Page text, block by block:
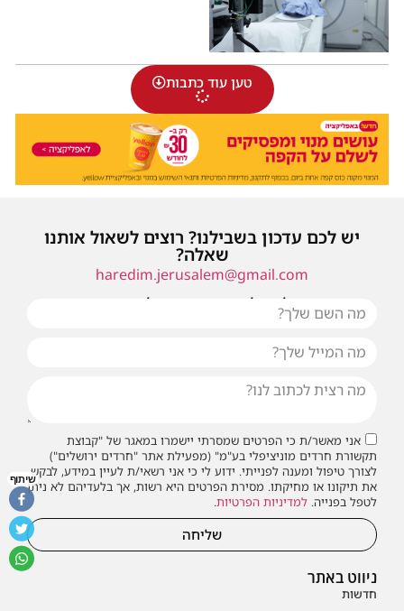
טען עוד כתבות
ניווט באתר
חדשות
יש לכם עדכון בשבילנו? רוצים לשאול אותנו
שאלה?
haredim.jerusalem@gmail.com
או שילחו אלינו פנייה ונחזור אליכם בהקדם
אני מאשר/ת כי הפרטים שמסרתי יישמרו במאגר של "קבוצת
תקשורת חרדים מוניציפלי בע"מ" (מפעילת אתר "חרדים ירושלים")
לצורך טיפול ומענה לפנייתי. ידוע לי כי אני רשאי/ת לעיין במידע, לבקש
את תיקונו או מחיקתו. מסירת הפרטים היא רשות, אך בלעדיהם לא ניתן
לטפל בפנייה. למדיניות הפרטיות.
שליחה
שיתוף